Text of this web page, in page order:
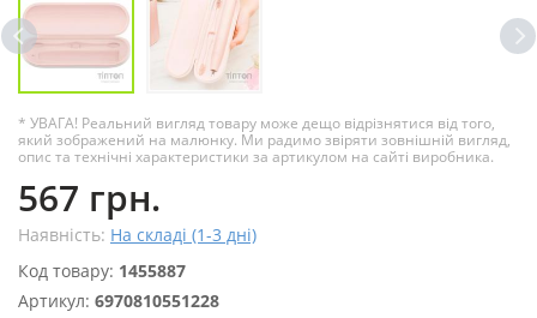
* УВАГА! Реальний вигляд товару може дещо відрізнятися від того,
який зображений на малюнку. Ми радимо звіряти зовнішній вигляд,
опис та технічні характеристики за артикулом на сайті виробника.
567 грн.
Наявність: На складі (1-3 дні)
Код товару: 1455887
Артикул: 6970810551228